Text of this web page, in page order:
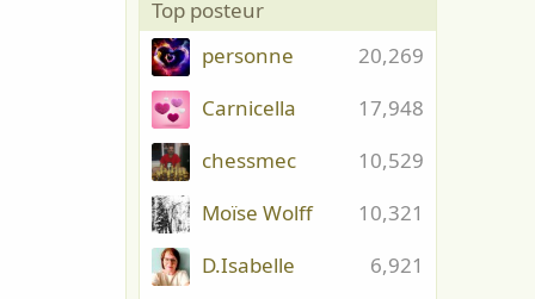
Top posteur
20,269
personne
17,948
Carnicella
10,529
chessmec
10,321
Moïse Wolff
6,921
D.Isabelle